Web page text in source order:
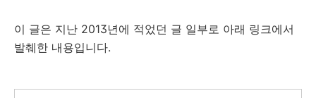
이 글은 지난 2013년에 적었던 글 일부로 아래 링크에서
발췌한 내용입니다.